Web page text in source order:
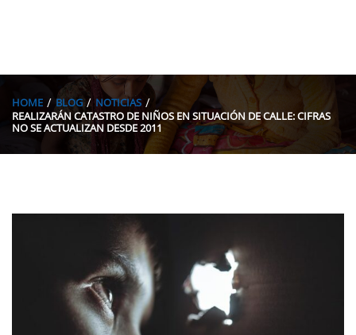
HOME BLOG
NOTICIAS
REALIZARÁN CATASTRO DE NIÑOS EN SITUACIÓN DE CALLE: CIFRAS
NO SE ACTUALIZAN DESDE 2011